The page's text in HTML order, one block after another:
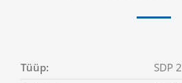
Tüüp:
SDP